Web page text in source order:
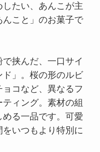
たい、あんこが主
こと」のお菓子で
挟んだ、一口サイ
ド」。桜の形のルビ
コなど、異なるフ
ィング。素材の組
る一品です。可愛
いつもより特別に